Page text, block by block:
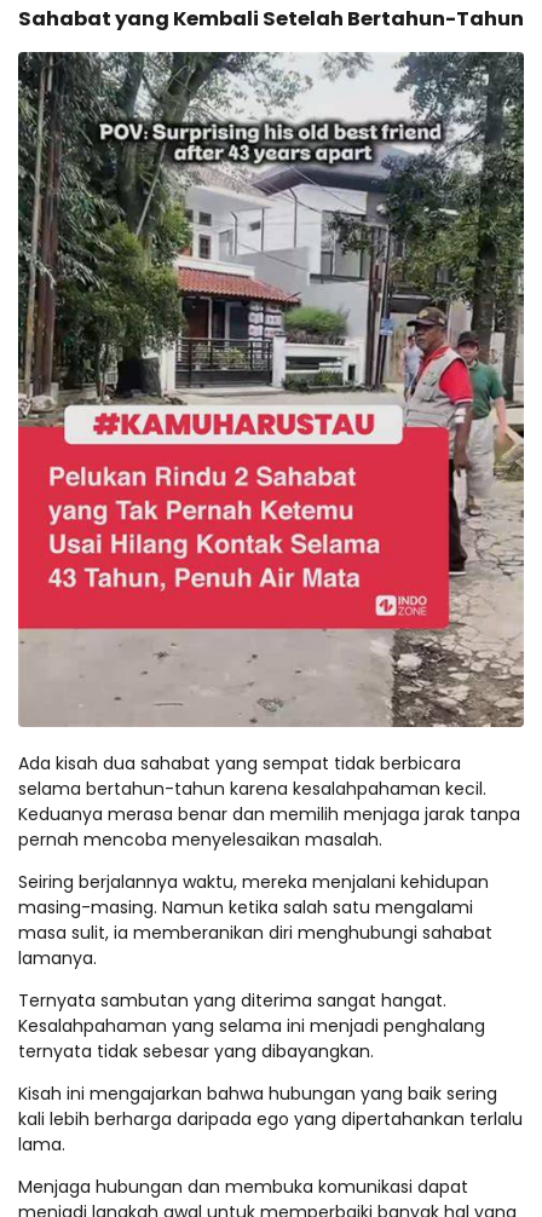
Sahabat yang Kembali Setelah Bertahun-Tahun
Ada kisah dua sahabat yang sempat tidak berbicara
selama bertahun-tahun karena kesalahpahaman kecil.
Keduanya merasa benar dan memilih menjaga jarak tanpa
pernah mencoba menyelesaikan masalah.
Seiring berjalannya waktu, mereka menjalani kehidupan
masing-masing. Namun ketika salah satu mengalami
masa sulit, ia memberanikan diri menghubungi sahabat
lamanya.
Ternyata sambutan yang diterima sangat hangat.
Kesalahpahaman yang selama ini menjadi penghalang
ternyata tidak sebesar yang dibayangkan.
Kisah ini mengajarkan bahwa hubungan yang baik sering
kali lebih berharga daripada ego yang dipertahankan terlalu
lama.
Menjaga hubungan dan membuka komunikasi dapat
menjadi langkah awal untuk memperbaiki banyak hal yang